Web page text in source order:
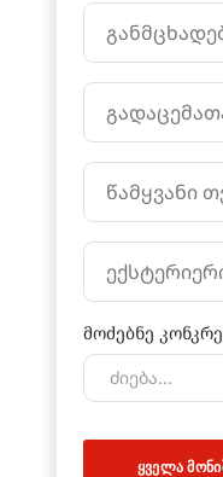
წამყვანი
მოძებნე
ᲧᲕᲔᲚᲐ